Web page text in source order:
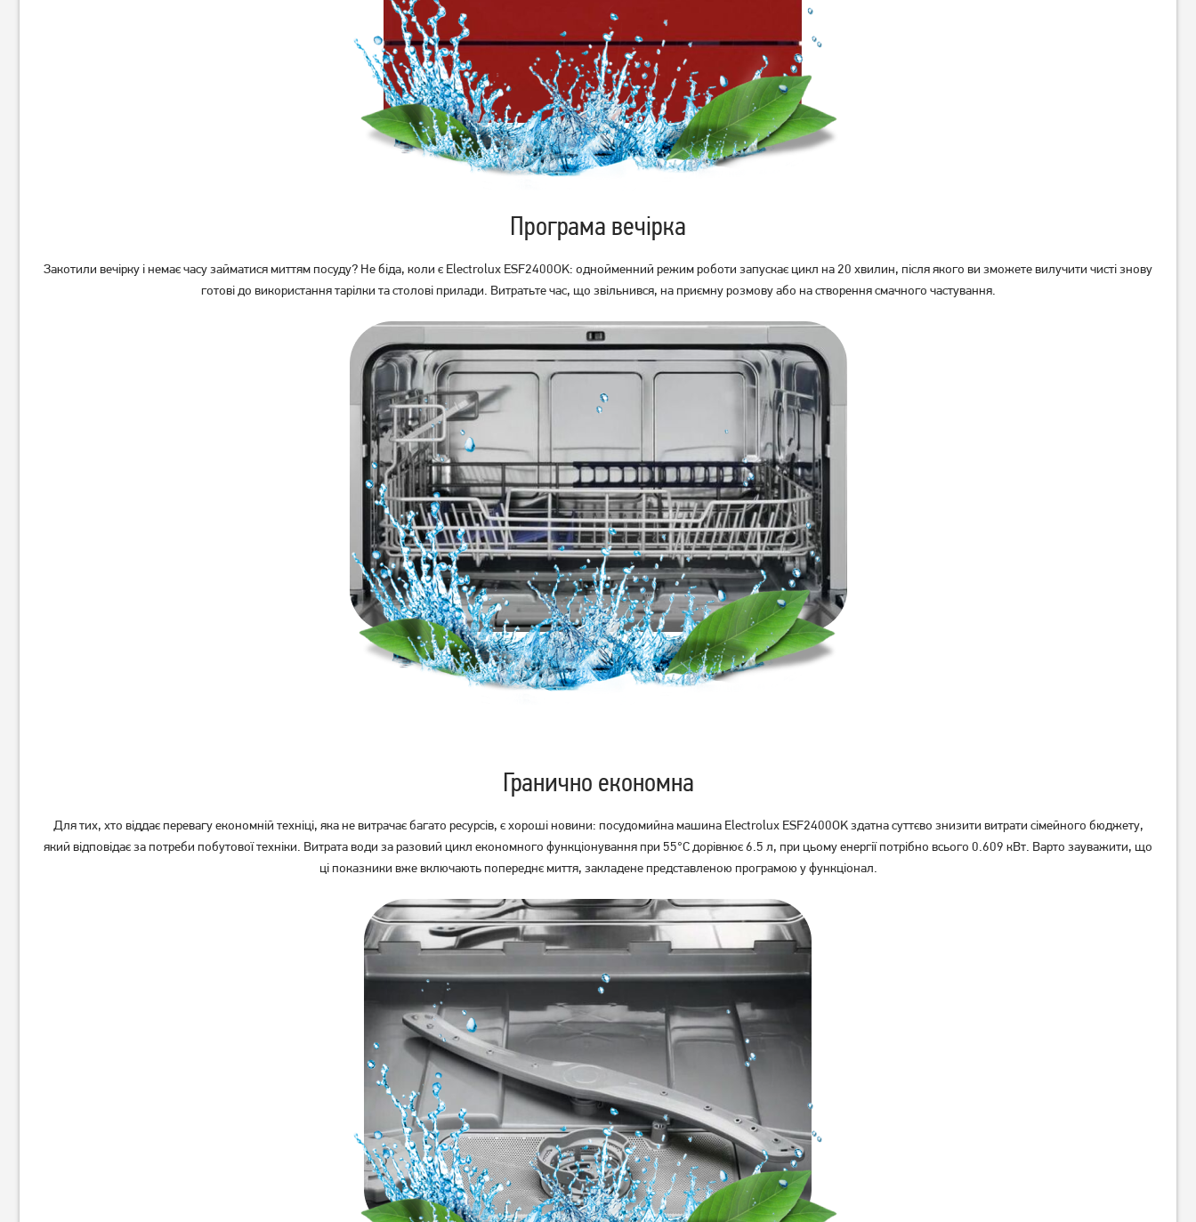
Вбудована посудомийна
машина Bosch SMV25AX06E
Вбудована посудомийна
машина Whirlpool
WIC3C33PFE
19 999грн
Посудомийна машина
Ardesto DWMF-V458SMHW3
18 539грн
14 829грн
машина Ardesto DWMB-
V4573
16 179
12 939
Програма вечірка
Закотили вечірку і немає часу займатися миттям посуду? Не біда, коли є Electrolux ESF2400OK: однойменний режим роботи запускає цикл на 20 хвилин, після якого ви зможете вилучити чисті знову
готові до використання тарілки та столові прилади. Витратьте час, що звільнився, на приємну розмову або на створення смачного частування.
Гранично економна
Для тих, хто віддає перевагу економній техніці, яка не витрачає багато ресурсів, є хороші новини: посудомийна машина Electrolux ESF2400OK здатна суттєво знизити витрати сімейного бюджету,
який відповідає за потреби побутової техніки. Витрата води за разовий цикл економного функціонування при 55°С дорівнює 6.5 л, при цьому енергії потрібно всього 0.609 кВт. Варто зауважити, що
ці показники вже включають попереднє миття, закладене представленою програмою у функціонал.